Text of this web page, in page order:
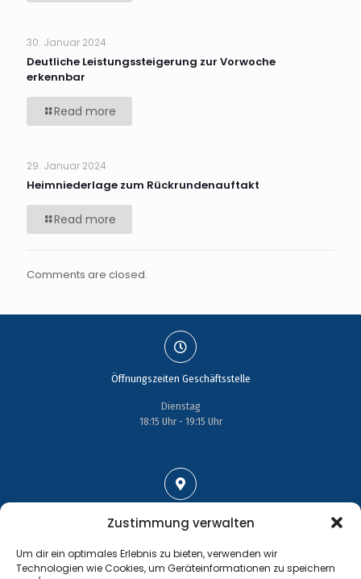
Zustimmung verwalten
Um dir ein optimales Erlebnis zu bieten, verwenden wir
Technologien wie Cookies, um Geräteinformationen zu speichern
30. Januar 2024
Deutliche Leistungssteigerung zur Vorwoche
erkennbar
Read more
29. Januar 2024
Heimniederlage zum Rückrundenauftakt
Read more
Comments are closed.
Öffnungszeiten Geschäftsstelle
Dienstag
18:15 Uhr - 19:15 Uhr
Großenhainer Straße 17
01689 Wein­böhla